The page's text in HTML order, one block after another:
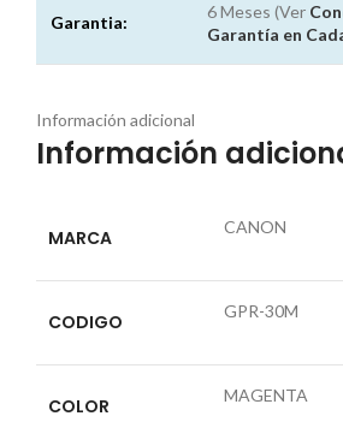
Garantia:
6 Meses (Ver
Garantía en
Información adicional
Información
MARCA CANON
CODIGO GPR-30M
COLOR MAGENTA